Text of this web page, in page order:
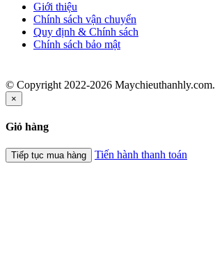
Giới thiệu
Chính sách vận chuyển
Quy định & Chính sách
Chính sách bảo mật
© Copyright 2022-2026 Maychieuthanhly.com.
×
Giỏ hàng
Tiếp tục mua hàng Tiến hành thanh toán